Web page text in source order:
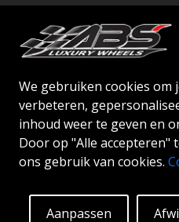
We gebruiken cookies om
verbeteren,
inhoud weer te geven en
Door op "Alle accepteren"
ons gebruik van cookies.
Aanpassen